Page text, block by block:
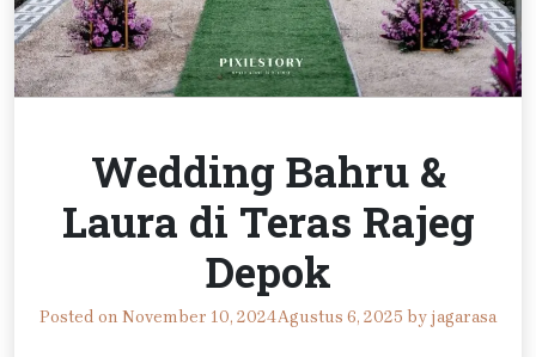
Wedding Bahru &
Laura di Teras Rajeg
Depok
Posted on November 10, 2024Agustus 6, 2025 by jagarasa